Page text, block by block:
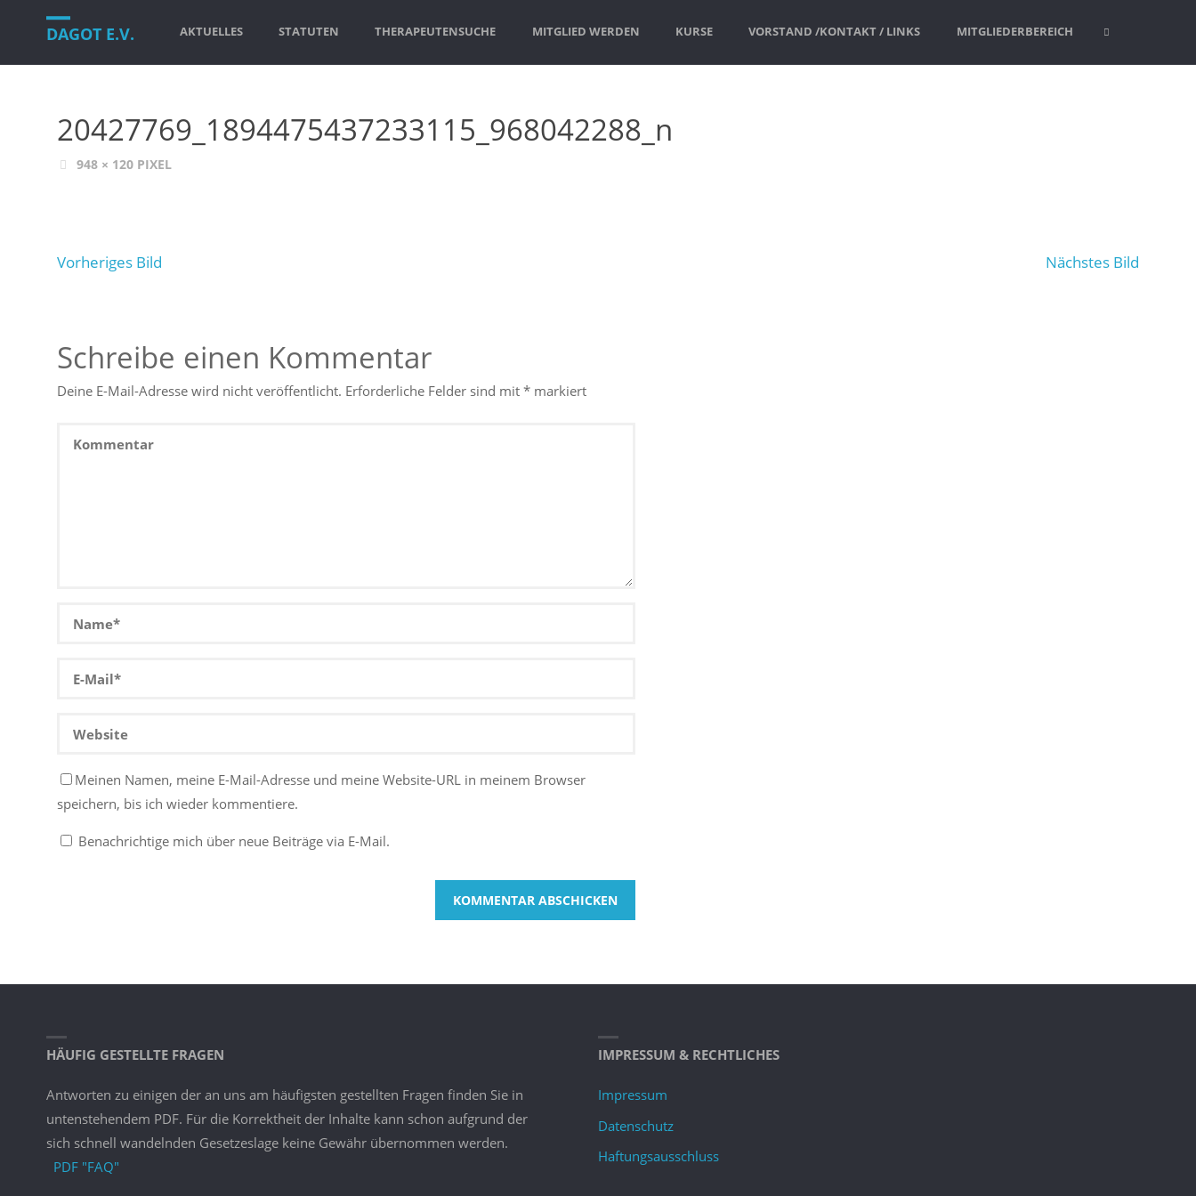
DAGOT E.V.
Inhalt
springen
AKTUELLES STATUTEN THERAPEUTENSUCHE MITGLIED WERDEN KURSE VORSTAND /KONTAKT / LINKS MITGLIEDERBEREICH
20427769_1894475437233115_968042288_n
VOLLE948 × 120 PIXEL
Vorheriges Bild Nächstes Bild
Schreibe einen Kommentar
Deine E-Mail-Adresse wird nicht veröffentlicht. Erforderliche Felder sind mit* markiert
Meinen Namen, meine E-Mail-Adresse und meine Website-URL in meinem Browser
speichern, bis ich wieder kommentiere.
Benachrichtige mich über neue Beiträge via E-Mail.
HÄUFIG GESTELLTE FRAGEN
Antworten zu einigen der an uns am häufigsten gestellten Fragen finden Sie in
untenstehendem PDF. Für die Korrektheit der Inhalte kann schon aufgrund der
sich schnell wandelnden Gesetzeslage keine Gewähr übernommen werden.
PDF "FAQ"
IMPRESSUM & RECHTLICHES
Impressum
Datenschutz
Haftungsausschluss